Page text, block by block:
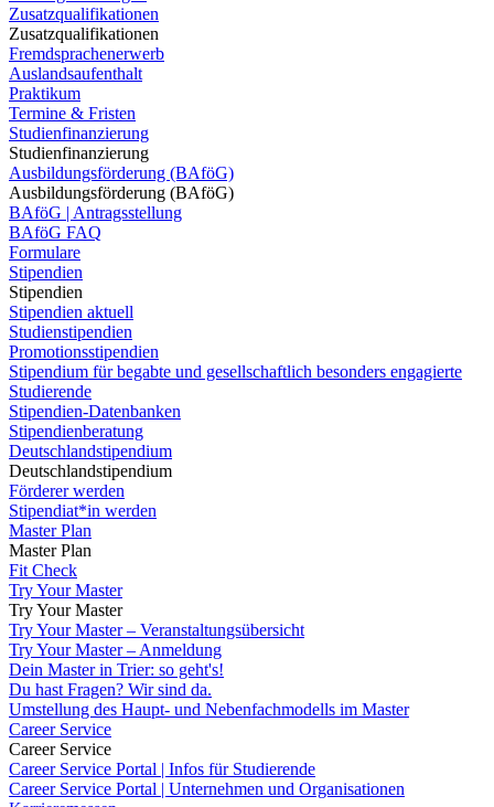
Zusatzqualifikationen
Zusatzqualifikationen
Fremdsprachenerwerb
Auslandsaufenthalt
Praktikum
Termine & Fristen
Studienfinanzierung
Studienfinanzierung
Ausbildungsförderung (BAföG)
Ausbildungsförderung (BAföG)
BAföG | Antragsstellung
BAföG FAQ
Formulare
Stipendien
Stipendien
Stipendien aktuell
Studienstipendien
Promotionsstipendien
Stipendium für begabte und gesellschaftlich besonders engagierte
Studierende
Stipendien-Datenbanken
Stipendienberatung
Deutschlandstipendium
Deutschlandstipendium
Förderer werden
Stipendiat*in werden
Master Plan
Master Plan
Fit Check
Try Your Master
Try Your Master
Try Your Master – Veranstaltungsübersicht
Try Your Master – Anmeldung
Dein Master in Trier: so geht's!
Du hast Fragen? Wir sind da.
Umstellung des Haupt- und Nebenfachmodells im Master
Career Service
Career Service
Career Service Portal | Infos für Studierende
Career Service Portal | Unternehmen und Organisationen